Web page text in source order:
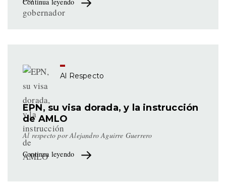
Al Respecto
EPN, su visa dorada, y la instrucción
de AMLO
Al respecto por Alejandro Aguirre Guerrero
Continua leyendo